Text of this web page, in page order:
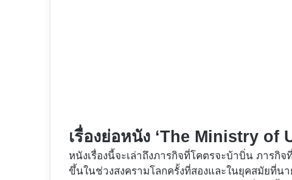
เรื่องย่อหนัง ‘The Ministry of
หนังเรื่องนี้จะเล่าถึงภารกิจที่โคตรจะบ้าบิ่น ภารกิ
ขึ้นในช่วงสงครามโลกครั้งที่สองและในยุคสมัยที่น